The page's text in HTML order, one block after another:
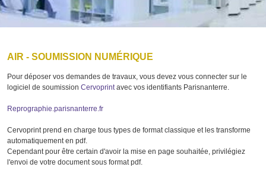
AIR - SOUMISSION NUMÉRIQUE
Pour déposer vos demandes de travaux, vous devez vous connecter sur le
logiciel de soumission Cervoprintavec vos identifiants Parisnanterre.
Reprographie.parisnanterre.fr
Cervoprint prend en charge tous types de format classique et les transforme
automatiquement en pdf.
Cependant pour être certain d'avoir la mise en page souhaitée, privilégiez
l'envoi de votre document sous format pdf.